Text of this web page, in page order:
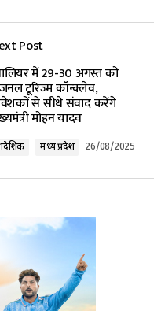
*
Post
में 29-30 अगस्त को
टूरिज्म कॉन्क्लेव,
से सीधे संवाद करेंगे
मोहन यादव
मध्य प्रदेश 26/08/2025